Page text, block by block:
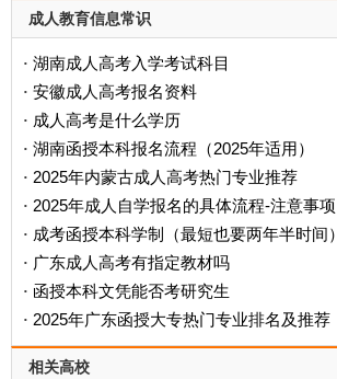
成人教育信息常识
· 湖南成人高考入学考试科目
· 安徽成人高考报名资料
· 成人高考是什么学历
· ‌湖南函授本科报名流程（2025年适用）‌
· 2025年内蒙古成人高考热门专业推荐
· 2025年成人自学报名的具体流程-注意事项
· 成考函授本科学制（最短也要两年半时间）
· 广东成人高考有指定教材吗
· 函授本科文凭能否考研究生
· 2025年广东函授大专热门专业排名及推荐
相关高校